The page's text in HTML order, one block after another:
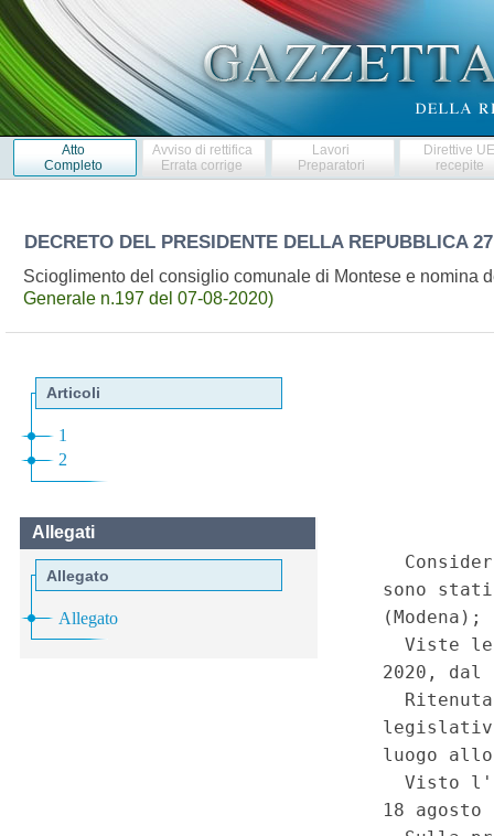
Atto
Completo
Avviso di rettifica
Errata corrige
Lavori
Preparatori
Direttive
recepite
DECRETO DEL PRESIDENTE DELLA REPUBBLICA
Scioglimento del consiglio comunale di Montese e nomina
Generale n.197 del 07-08-2020)